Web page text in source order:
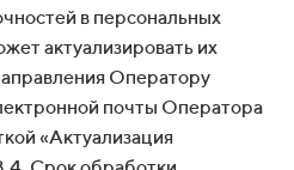
в персональных
актуализировать их
Оператору
почты Оператора
«Актуализация